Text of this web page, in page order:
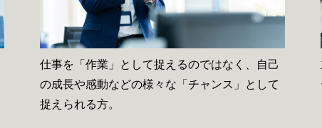
仕事を「作業」として捉えるのではなく、自己
の成長や感動などの様々な「チャンス」として
捉えられる方。